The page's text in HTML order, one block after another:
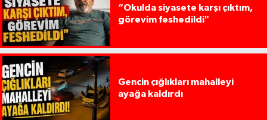
“Okulda siyasete karşı çıktım,
görevim feshedildi"
Gencin çığlıkları mahalleyi
ayağa kaldırdı